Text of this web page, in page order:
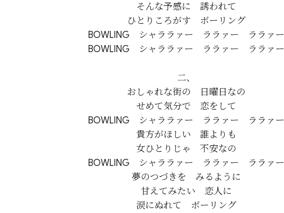
そんな予感に　誘われて
ひとりころがす　ボーリング
BOWLING　シャララァー　ララァー　ララァー
二、
おしゃれな街の　日曜日なの
せめて気分で　恋をして
BOWLING　シャララァー　ララァー　ララァー
貴方がほしい　誰よりも
女ひとりじゃ　不安なの
BOWLING　シャララァー　ララァー　ララァー
夢のつづきを　みるように
甘えてみたい　恋人に
涙にぬれて　ボーリング